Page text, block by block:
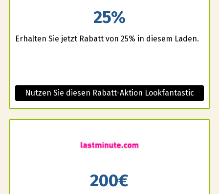
25%
Erhalten Sie jetzt Rabatt von 25% in diesem Laden.
Nutzen Sie diesen Rabatt-Aktion Lookfantastic
200€